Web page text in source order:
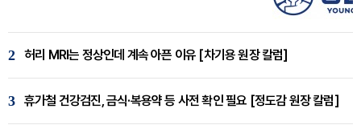
2 허리 MRI는 정상인데 계속 아픈 이유 [차기용 원장 칼럼]
3 휴가철 건강검진, 금식·복용약 등 사전 확인 필요 [정도감 원장 칼럼]